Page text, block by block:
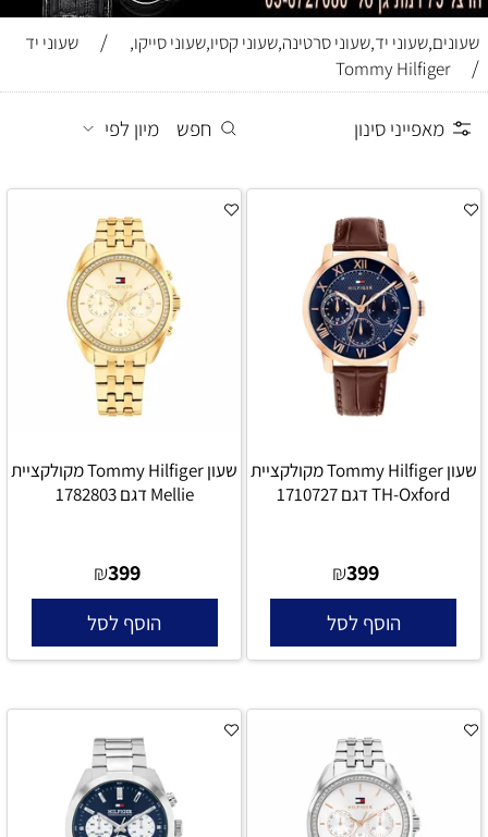
שעונים,שעוני יד,שעוני סרטינה,שעוני קסיו,שעוני סייקו, / שעוני יד
/
Tommy Hilfiger
מאפייני סינון חפש מיון לפי
שעון Tommy Hilfiger מקולקציית
TH-Oxford דגם 1710727
₪399
הוסף לסל
שעון Tommy Hilfiger מקולקציית
Mellie דגם 1782803
₪399
הוסף לסל